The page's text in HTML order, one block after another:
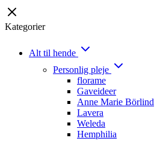
Kategorier
Alt til hende
Personlig pleje
florame
Gaveideer
Anne Marie Börlind
Lavera
Weleda
Hemphilia